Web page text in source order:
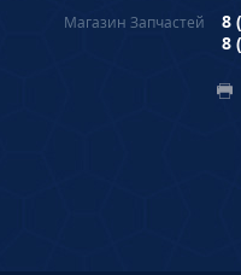
Магазин Запчастей
8
8